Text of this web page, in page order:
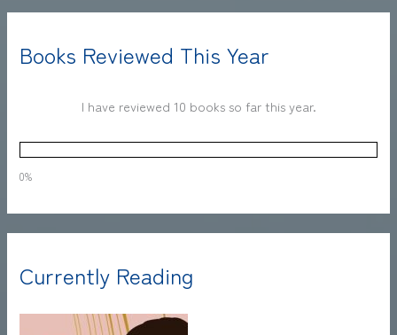
Books Reviewed This Year
I have reviewed 10 books so far this year.
0%
Currently Reading